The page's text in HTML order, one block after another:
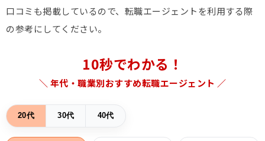
口コミも掲載しているので、転職エージェントを利用する際
の参考にしてください。
10秒でわかる！
＼ 年代・職業別おすすめ転職エージェント ／
20代 30代 40代